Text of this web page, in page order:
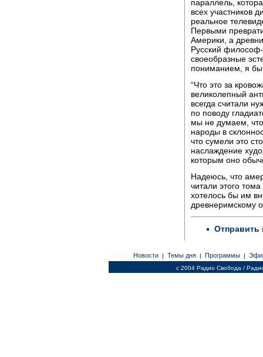
параллель,
всех участников
реальное
Первыми
Америки, а
Русский
своеобразные
пониманием, я бы
“Что это за
великолепный
всегда считали
по поводу
мы не думаем,
народы в
что сумели это
наслаждение
которым оно
Надеюсь, что
читали этого
хотелось бы им
древнеримскому
Отправить
Новости | Темы дня | Программы |
c 2004 Радио Свобода /